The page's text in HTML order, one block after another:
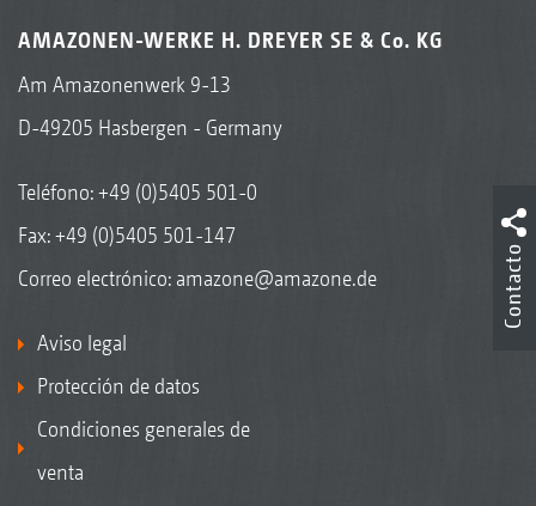
AMAZONEN-WERKE H. DREYER SE & Co. KG
Am Amazonenwerk 9-13
D-49205 Hasbergen - Germany
Teléfono:+49 (0)5405 501-0
Fax: +49 (0)5405 501-147
Correo electrónico: amazone@amazone.de
Aviso legal
Protección de datos
Condiciones generales de
venta
Contacto